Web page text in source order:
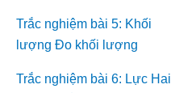
Trắc nghiệm bài 5: Khối
lượng Đo khối lượng
Trắc nghiệm bài 6: Lực Hai